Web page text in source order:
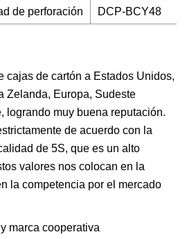
de perforación DCP-BCY48
cajas de cartón a Estados Unidos,
Zelanda, Europa, Sudeste
logrando muy buena reputación.
de acuerdo con la
de 5S, que es un alto
valores nos colocan en la
la competencia por el mercado
marca cooperativa